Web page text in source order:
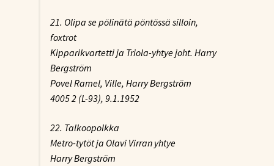
21. Olipa se pölinätä pöntössä silloin,
foxtrot
Kipparikvartetti ja Triola-yhtye joht. Harry
Bergström
Povel Ramel, Ville, Harry Bergström
4005 2 (L-93), 9.1.1952
22. Talkoopolkka
Metro-tytöt ja Olavi Virran yhtye
Harry Bergström